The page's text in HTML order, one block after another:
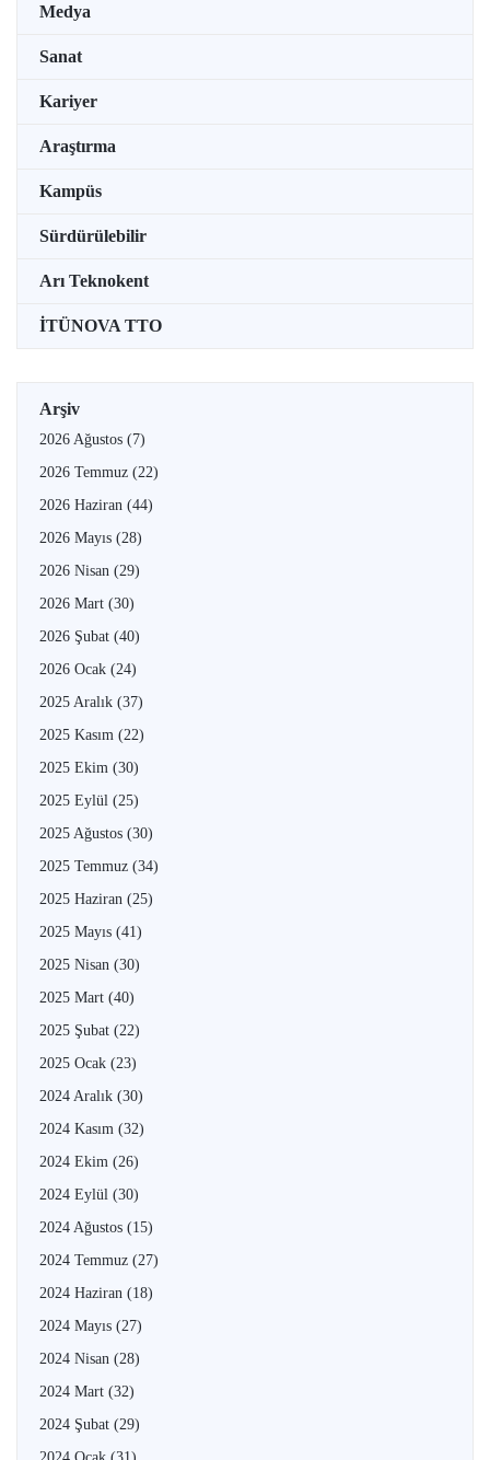
Medya
Sanat
Kariyer
Araştırma
Kampüs
Sürdürülebilir
Arı Teknokent
İTÜNOVA TTO
Arşiv
2026 Ağustos (7)
2026 Temmuz (22)
2026 Haziran (44)
2026 Mayıs (28)
2026 Nisan (29)
2026 Mart (30)
2026 Şubat (40)
2026 Ocak (24)
2025 Aralık (37)
2025 Kasım (22)
2025 Ekim (30)
2025 Eylül (25)
2025 Ağustos (30)
2025 Temmuz (34)
2025 Haziran (25)
2025 Mayıs (41)
2025 Nisan (30)
2025 Mart (40)
2025 Şubat (22)
2025 Ocak (23)
2024 Aralık (30)
2024 Kasım (32)
2024 Ekim (26)
2024 Eylül (30)
2024 Ağustos (15)
2024 Temmuz (27)
2024 Haziran (18)
2024 Mayıs (27)
2024 Nisan (28)
2024 Mart (32)
2024 Şubat (29)